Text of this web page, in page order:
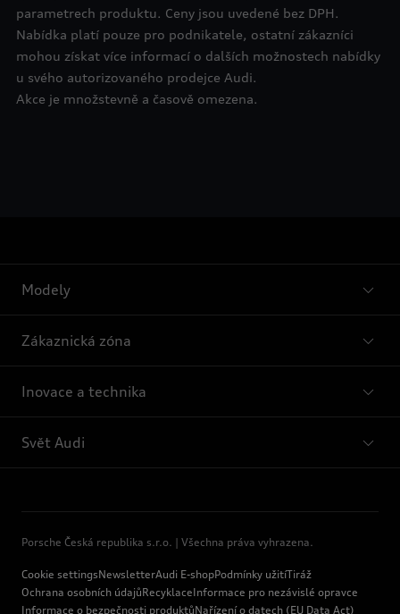
parametrech produktu. Ceny jsou uvedené bez DPH.
Nabídka platí pouze pro podnikatele, ostatní zákazníci
mohou získat více informací o dalších možnostech nabídky
u svého autorizovaného prodejce Audi.
Akce je množstevně a časově omezena.
Modely
Zákaznická zóna
Inovace a technika
Svět Audi
Porsche Česká republika s.r.o. | Všechna práva vyhrazena.
Cookie settingsNewsletterAudi E-shopPodmínky užitíTiráž
Ochrana osobních údajůRecyklaceInformace pro nezávislé opravce
Informace o bezpečnosti produktůNařízení o datech (EU Data Act)